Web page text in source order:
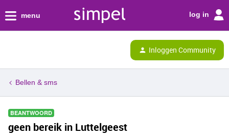
menu log in
Inloggen Community
Bellen & sms
BEANTWOORD
geen bereik in Luttelgeest